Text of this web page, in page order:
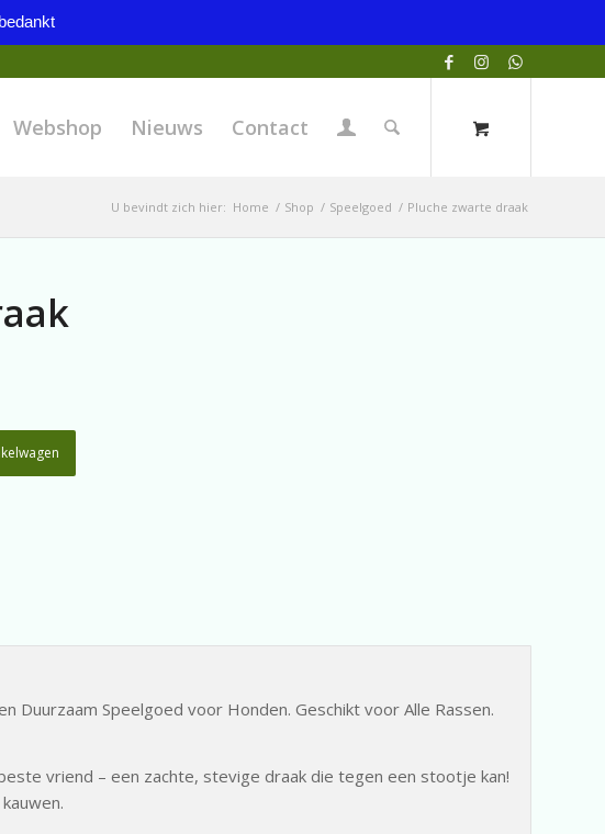
Webshop Nieuws Contact
U bevindt zich hier: Home / Shop / Speelgoed / Pluche zwarte draak
Duurzaam Speelgoed voor Honden. Geschikt voor Alle Rassen.
vriend – een zachte, stevige draak die tegen een stootje kan!